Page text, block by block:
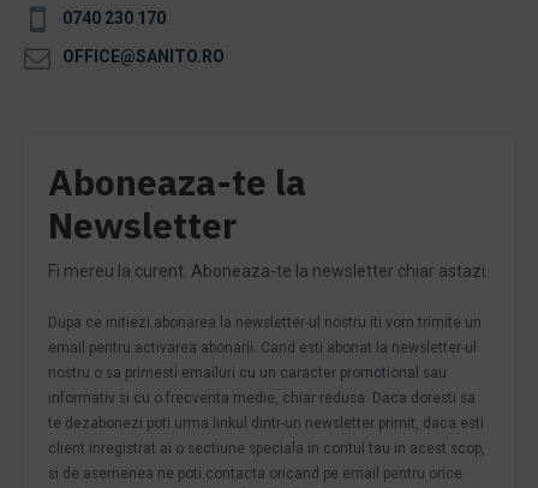
0740 230 170
OFFICE@SANITO.RO
Aboneaza-te la
Newsletter
Fi mereu la curent. Aboneaza-te la newsletter chiar astazi.
Dupa ce initiezi abonarea la newsletter-ul nostru iti vom trimite un
email pentru activarea abonarii. Cand esti abonat la newsletter-ul
nostru o sa primesti emailuri cu un caracter promotional sau
informativ si cu o frecventa medie, chiar redusa. Daca doresti sa
te dezabonezi poti urma linkul dintr-un newsletter primit, daca esti
client inregistrat ai o sectiune speciala in contul tau in acest scop,
si de asemenea ne poti contacta oricand pe email pentru orice